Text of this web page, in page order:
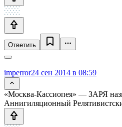
Ответить
imperror24 сен 2014 в 08:59
«Москва-Кассиопея» — ЗАРЯ
Аннигиляционный